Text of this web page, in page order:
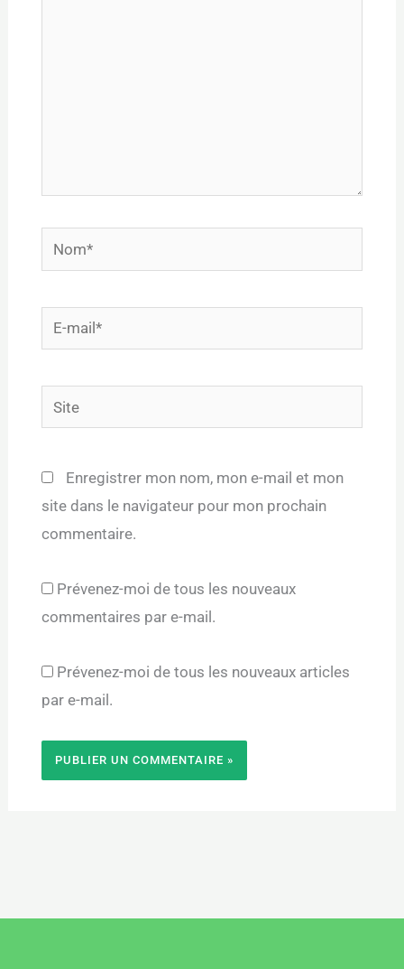
Nom*
mail*
Site
Enregistrer mon nom, mon e-mail et mon
site dans le navigateur pour mon prochain
commentaire.
Prévenez-moi de tous les nouveaux
commentaires par e-mail.
Prévenez-moi de tous les nouveaux articles
par e-mail.